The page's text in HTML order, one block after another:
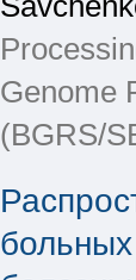
Genome
(BGRS/